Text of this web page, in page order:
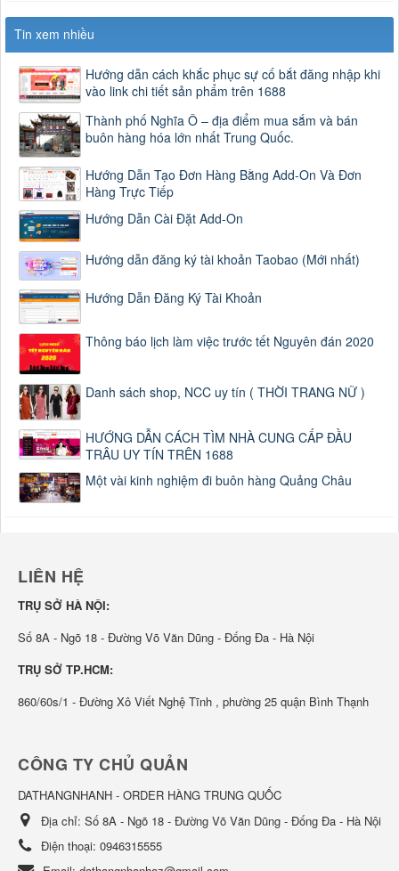
Tin xem nhiều
Hướng dẫn cách khắc phục sự cố bắt đăng nhập khi
vào link chi tiết sản phẩm trên 1688
Thành phố Nghĩa Ô – địa điểm mua sắm và bán
buôn hàng hóa lớn nhất Trung Quốc.
Hướng Dẫn Tạo Đơn Hàng Bằng Add-On Và Đơn
Hàng Trực Tiếp
Hướng Dẫn Cài Đặt Add-On
Hướng dẫn đăng ký tài khoản Taobao (Mới nhất)
Hướng Dẫn Đăng Ký Tài Khoản
Thông báo lịch làm việc trước tết Nguyên đán 2020
Danh sách shop, NCC uy tín ( THỜI TRANG NỮ )
HƯỚNG DẪN CÁCH TÌM NHÀ CUNG CẤP ĐẦU
TRÂU UY TÍN TRÊN 1688
Một vài kinh nghiệm đi buôn hàng Quảng Châu
LIÊN HỆ
TRỤ SỞ HÀ NỘI:
Số 8A - Ngõ 18 - Đường Võ Văn Dũng - Đống Đa - Hà Nội
TRỤ SỞ TP.HCM:
860/60s/1 - Đường Xô Viết Nghệ Tĩnh , phường 25 quận Bình Thạnh
CÔNG TY CHỦ QUẢN
DATHANGNHANH - ORDER HÀNG TRUNG QUỐC
Địa chỉ: Số 8A - Ngõ 18 - Đường Võ Văn Dũng - Đống Đa - Hà Nội
Điện thoại: 0946315555